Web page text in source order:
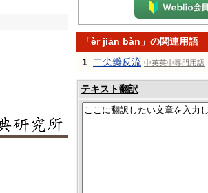
「èr jiān bàn」の関連用語
1
二尖瓣反流 中英英中専門用語
テキスト翻訳